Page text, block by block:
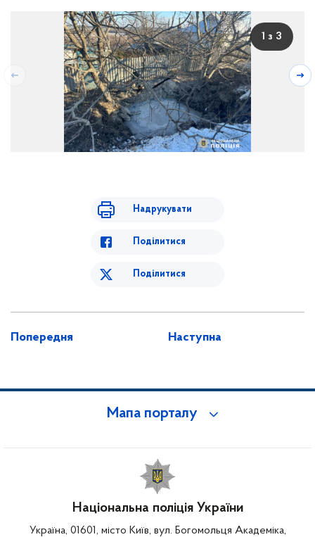
1 з 3
Надрукувати
Поділитися
Поділитися
Попередня Наступна
Мапа порталу
Національна поліція України
Україна, 01601, місто Київ, вул. Богомольця Академіка,